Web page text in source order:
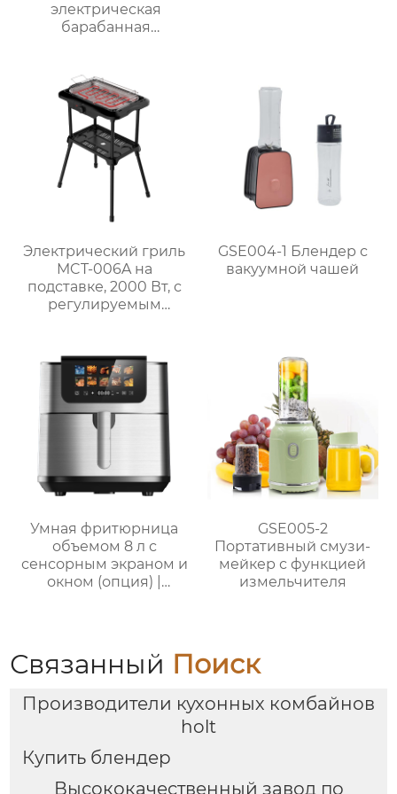
электрическая
барабанная
Электрический гриль
MCT-006A на
подставке, 2000 Вт, с
регулируемым
GSE004-1 Блендер с
вакуумной чашей
Умная фритюрница
объемом 8 л с
сенсорным экраном и
окном (опция) |
GSE005-2
Портативный смузи-
мейкер с функцией
измельчителя
Связанный Поиск
Производители кухонных комбайнов
holt
Купить блендер
Высококачественный завод по